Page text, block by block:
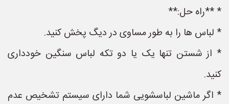
* **راه حل:**
* لباس ها را به طور مساوی در دیگ پخش کنید.
* از شستن تنها یک یا دو تکه لباس سنگین خودداری
کنید.
* اگر ماشین لباسشویی شما دارای سیستم تشخیص عدم